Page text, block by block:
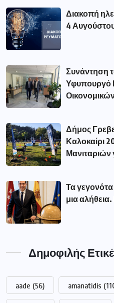
Διακοπή
4
Συνάντηση
Υφυπουργό
Δήμος
Καλοκαίρι
Μανιταριών
Τα
μια
Δημοφιλής
aade (56) amanatidis